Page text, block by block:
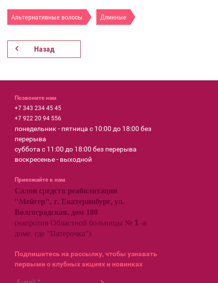
Альтернативные волосы Длинные
Назад
Позвоните нам
+7 343 234 45 45
+7 922 20 94 556
понедельник - пятница с 10:00 до 18:00 без
перерыва
суббота с 11:00 до 18:00 без перерыва
воскресенье - выходной
Приезжайте к нам
Салон средств реабилитации
"Мейгер", г. Екатеринбург, ул.
Волгоградская, дом 180
(напротив Областной больницы № 1 -в
доме, где "Пятерочка")
Подпишитесь на рассылку, чтобы узнавать
первыми о клубных акциях и новинках